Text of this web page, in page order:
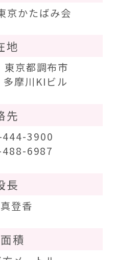
京かたばみ会
地
京都調布市
摩川KIビル
先
3900
488-6987
長
登香
積